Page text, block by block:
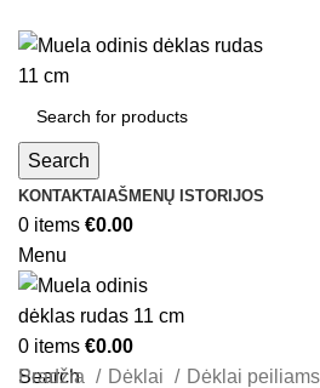
Search
KONTAKTAI AŠMENŲ ISTORIJOS
0 items €0.00
Menu
0 items €0.00
Search
Pradžia Dėklai
Dėklai peiliams